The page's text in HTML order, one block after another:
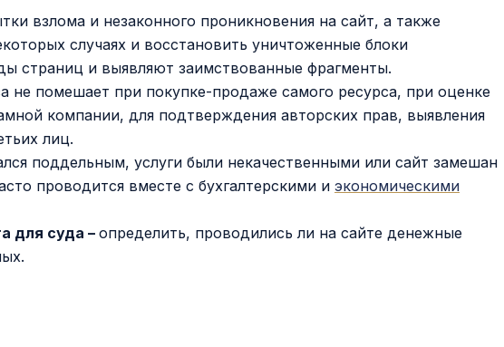
взлома и незаконного проникновения на сайт, а также
случаях и восстановить уничтоженные блоки
страниц и выявляют заимствованные фрагменты.
не помешает при покупке-продаже самого ресурса, при оценке
компании, для подтверждения авторских прав, выявления
лиц.
поддельным, услуги были некачественными или сайт замешан
проводится вместе с бухгалтерскими и экономическими
для суда – определить, проводились ли на сайте денежные